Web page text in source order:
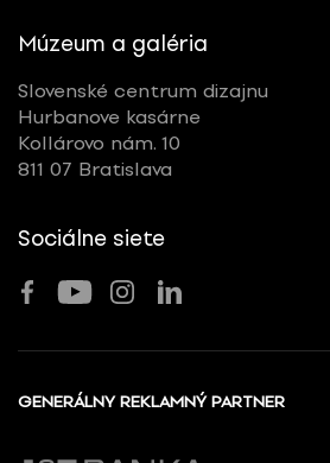
Múzeum a galéria
Slovenské centrum dizajnu
Hurbanove kasárne
Kollárovo nám. 10
811 07 Bratislava
Sociálne siete
GENERÁLNY REKLAMNÝ PARTNER